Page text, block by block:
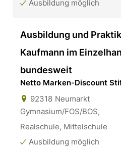
Ausbildung möglich
Ausbildung und
Kaufmann im
bundesweit
Netto Marken-Discount
92318 Neumarkt
Gymnasium/FOS/BOS,
Realschule, Mittelschule
Ausbildung möglich